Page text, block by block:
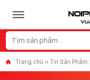
Trang chủ » Tin Sản Phẩm